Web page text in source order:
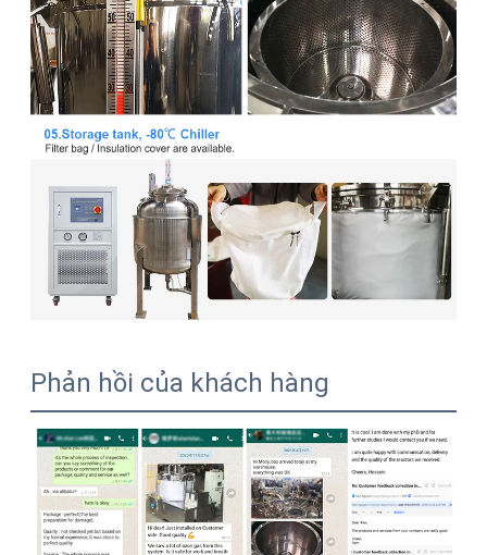
Phản hồi của khách hàng